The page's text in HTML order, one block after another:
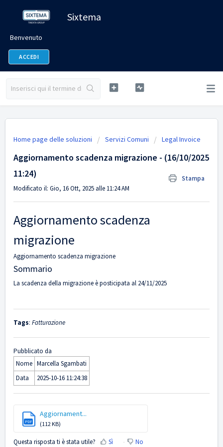
Sixtema
Benvenuto
ACCEDI
Home page delle soluzioni Servizi Comuni Legal Invoice
Aggiornamento scadenza migrazione - (16/10/2025
11:24)
Stampa
Modificato il: Gio, 16 Ott, 2025 alle 11:24 AM
Aggiornamento scadenza
migrazione
Aggiornamento scadenza migrazione
Sommario
La scadenza della migrazione è posticipata al 24/11/2025
Tags: Fatturazione
Pubblicato da
Nome Marcella Sgambati
Data
2025-10-16 11:24:38
PDF
Aggiornament...
(112 KB)
Questa risposta ti è stata utile? Sì No